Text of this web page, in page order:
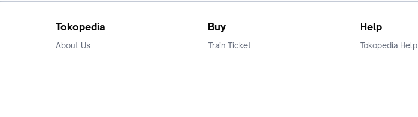
Tokopedia
About Us
Buy
Train Ticket
Help
Tokopedia Help